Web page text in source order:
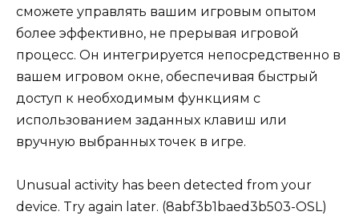
сможете управлять вашим игровым опытом
более эффективно, не прерывая игровой
процесс. Он интегрируется непосредственно в
вашем игровом окне, обеспечивая быстрый
доступ к необходимым функциям с
использованием заданных клавиш или
вручную выбранных точек в игре.
Unusual activity has been detected from your
device. Try again later. (8abf3b1baed3b503-OSL)